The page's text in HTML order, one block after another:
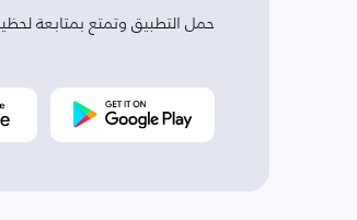
حمل التطبيق وتمتع بمتابعة